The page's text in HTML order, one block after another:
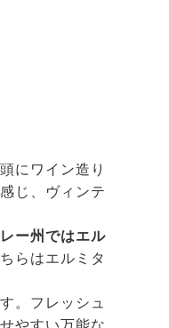
にワイン造り
じ、ヴィンテ
ー州ではエル
らはエルミタ
。フレッシュ
やすい万能な